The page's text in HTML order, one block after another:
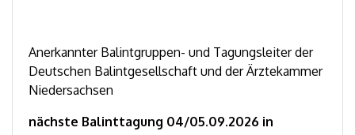
Anerkannter Balintgruppen- und Tagungsleiter der
Deutschen Balintgesellschaft und der Ärztekammer
Niedersachsen
nächste Balinttagung 04/05.09.2026 in